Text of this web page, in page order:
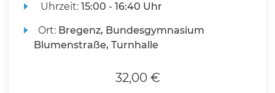
Uhrzeit:15:00 - 16:40 Uhr
Ort: Bregenz, Bundesgymnasium
Blumenstraße, Turnhalle
32,00 €